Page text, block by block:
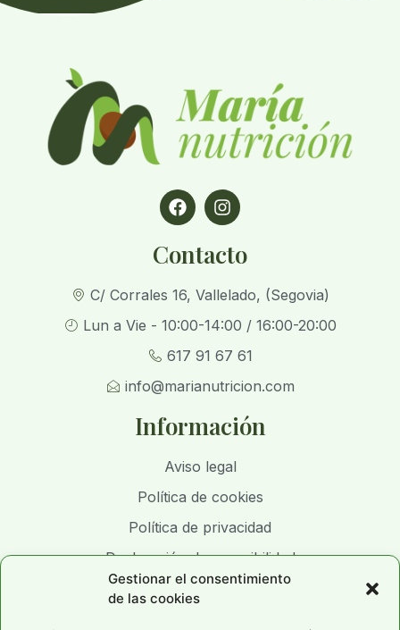
Gestionar el consentimiento
de las cookies
Contacto
C/ Corrales 16, Vallelado, (Segovia)
Lun a Vie - 10:00-14:00 / 16:00-20:00
617 91 67 61
info@marianutricion.com
Información
Aviso legal
Política de cookies
Política de privacidad
Declaración de accesibilidad